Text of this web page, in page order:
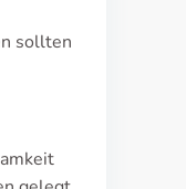
sollten